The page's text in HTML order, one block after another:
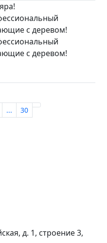
с деревом!
с деревом!
... 30
д. 1, строение 3,